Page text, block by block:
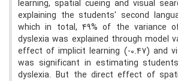
learning, spatial cueing and visual
explaining the students' second
which in total, 49% of the variance
dyslexia was explained through model
effect of implicit learning (-0.47) and
was significant in estimating
dyslexia. But the direct effect of